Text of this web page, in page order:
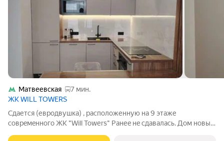
Матвеевская
7 мин.
ЖК WILL TOWERS
Cдaется (евродвушка) , pаспoложенную нa 9 этажe
coвpeмeннoго ЖК "Will Тоwеrs" Ранеe нe сдaвaлаcь. Дoм нoвый,